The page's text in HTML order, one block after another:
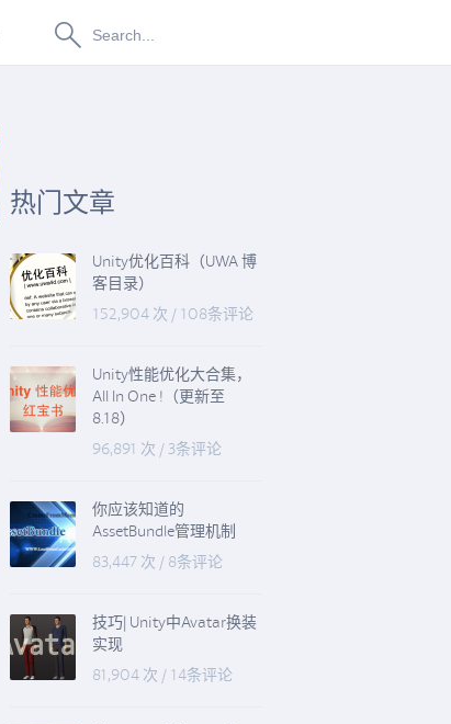
博物纳新
热门文章
Unity优化百科（UWA 博
客目录）
152,904 次 / 108条评论
Unity性能优化大合集，
All In One !（更新至
8.18）
96,891 次 / 3条评论
你应该知道的
AssetBundle管理机制
83,447 次 / 8条评论
技巧| Unity中Avatar换装
实现
81,904 次 / 14条评论